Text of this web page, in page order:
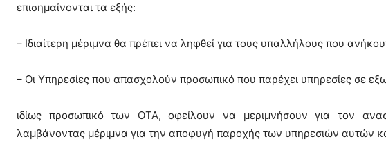
επισημαίνονται τα εξής:
– Ιδιαίτερη μέριμνα θα πρέπει να ληφθεί για τους υπαλλήλους που
– Οι Υπηρεσίες που απασχολούν προσωπικό που παρέχει υπηρεσίες σε
ιδίως προσωπικό των ΟΤΑ, οφείλουν να μεριμνήσουν για τον
λαμβάνοντας μέριμνα για την αποφυγή παροχής των υπηρεσιών αυτών